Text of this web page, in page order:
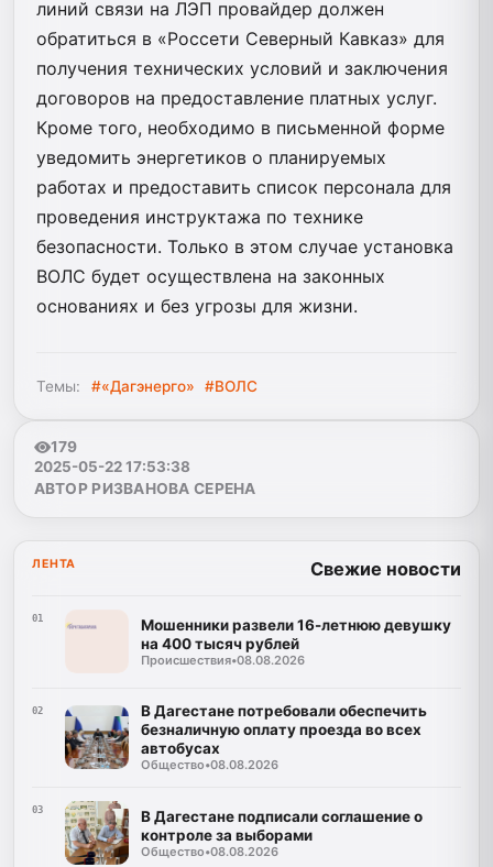
линий связи на ЛЭП провайдер должен
обратиться в «Россети Северный Кавказ» для
получения технических условий и заключения
договоров на предоставление платных услуг.
Кроме того, необходимо в письменной форме
уведомить энергетиков о планируемых
работах и предоставить список персонала для
проведения инструктажа по технике
безопасности. Только в этом случае установка
ВОЛС будет осуществлена на законных
основаниях и без угрозы для жизни.
Темы: #«Дагэнерго» #ВОЛС
179
2025-05-22 17:53:38
АВТОР РИЗВАНОВА СЕРЕНА
ЛЕНТА Свежие новости
01
Мошенники развели 16-летнюю девушку
на 400 тысяч рублей
Происшествия•08.08.2026
02
В Дагестане потребовали обеспечить
безналичную оплату проезда во всех
автобусах
Общество•08.08.2026
03
В Дагестане подписали соглашение о
контроле за выборами
Общество•08.08.2026